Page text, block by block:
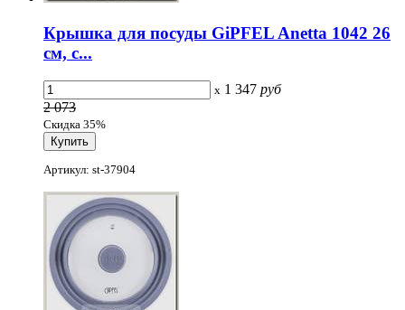
Крышка для посуды GiPFEL Anetta 1042 26
см, с...
x 1 347 руб
2 073
Скидка 35%
Артикул: st-37904